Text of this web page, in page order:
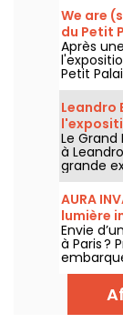
We are
du Petit
gratuite
Après
Petit
d'art
Beaux-
2026.
Leandro
sur le
Le
à
grande
Europe !
singulier
notre
AURA
lumière
Envie
à Paris ?
temps
?